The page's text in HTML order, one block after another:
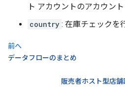
ト アカウントのアカウント
country : 在庫チェックを
前へ
データフローのまとめ
販売者ホスト型店